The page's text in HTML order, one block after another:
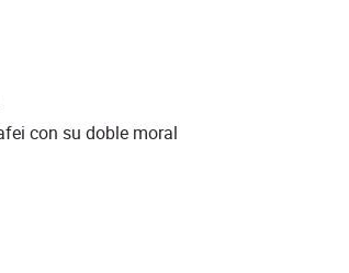
con su doble moral